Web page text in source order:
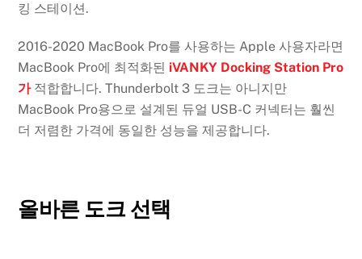
킹 스테이션.
2016-2020 MacBook Pro를 사용하는 Apple 사용자라면
MacBook Pro에 최적화된 iVANKY Docking Station Pro
가적합합니다. Thunderbolt 3 도크는 아니지만
MacBook Pro용으로 설계된 듀얼 USB-C 커넥터는 훨씬
더 저렴한 가격에 동일한 성능을 제공합니다.
올바른 도크 선택